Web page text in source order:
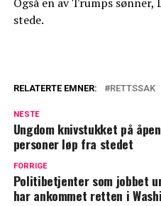
Også en av Trumps
stede.
RELATERTE EMNER: RETTSSAK
NESTE
Ungdom knivstukket på
personer løp fra stedet
FORRIGE
Politibetjenter som jobbet
har ankommet retten i